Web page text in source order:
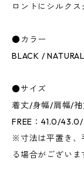
ロントにシルクス
●カラー
BLACK / NATURAL
●サイズ
着丈/身幅/肩幅/
FREE：41.0/
※寸法は平置き
る場合がございま